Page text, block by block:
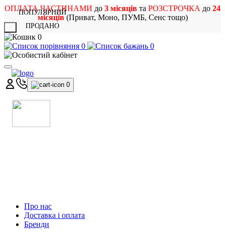
ОПЛАТА ЧАСТИНАМИ до 3 місяців та РОЗСТРОЧКА до 24
місяців(Приват, Моно, ПУМБ, Сенс тощо)
0
0
0
0
Про нас
Доставка і оплата
Бренди
ПОПУЛЯРНИЙ
ПРОДАНО